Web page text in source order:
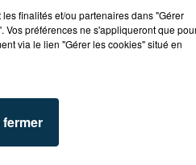
finalités et/ou partenaires dans "Gérer
Vos préférences ne s'appliqueront que
via le lien "Gérer les cookies" situé en